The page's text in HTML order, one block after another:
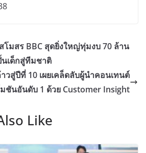
โมสร BBC สุดยิ่งใหญ่ทุ่มงบ 70 ล้าน
นเด็กสู่ทีมชาติ
วสู่ปีที่ 10 เผยเคล็ดลับผู้นำคอนเทนต์
ชันอันดับ 1 ด้วย Customer Insight
Like